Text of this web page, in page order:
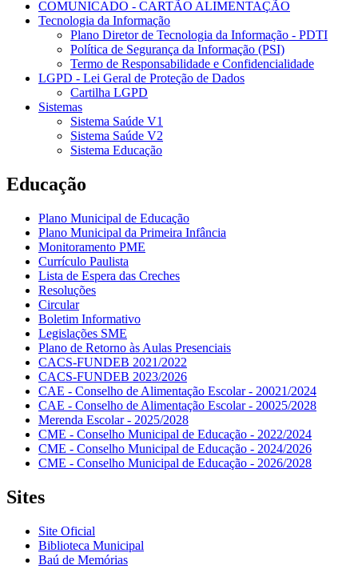
COMUNICADO - CARTÃO ALIMENTAÇÃO
Tecnologia da Informação
Plano Diretor de Tecnologia da Informação - PDTI
Política de Segurança da Informação (PSI)
Termo de Responsabilidade e Confidencialidade
LGPD - Lei Geral de Proteção de Dados
Cartilha LGPD
Sistemas
Sistema Saúde V1
Sistema Saúde V2
Sistema Educação
Educação
Plano Municipal de Educação
Plano Municipal da Primeira Infância
Monitoramento PME
Currículo Paulista
Lista de Espera das Creches
Resoluções
Circular
Boletim Informativo
Legislações SME
Plano de Retorno às Aulas Presenciais
CACS-FUNDEB 2021/2022
CACS-FUNDEB 2023/2026
CAE - Conselho de Alimentação Escolar - 20021/2024
CAE - Conselho de Alimentação Escolar - 20025/2028
Merenda Escolar - 2025/2028
CME - Conselho Municipal de Educação - 2022/2024
CME - Conselho Municipal de Educação - 2024/2026
CME - Conselho Municipal de Educação - 2026/2028
Sites
Site Oficial
Biblioteca Municipal
Baú de Memórias